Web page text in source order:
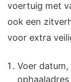
voertuig met
ook een
voor extra
Voer